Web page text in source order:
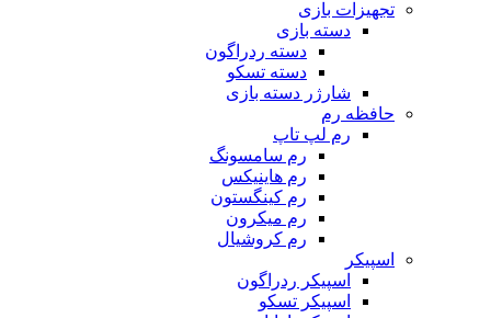
تجهیزات بازی
دسته بازی
دسته ردراگون
دسته تسکو
شارژر دسته بازی
حافظه رم
رم لپ تاپ
رم سامسونگ
رم هاینیکس
رم کینگستون
رم میکرون
رم کروشیال
اسپیکر
اسپیکر ردراگون
اسپیکر تسکو